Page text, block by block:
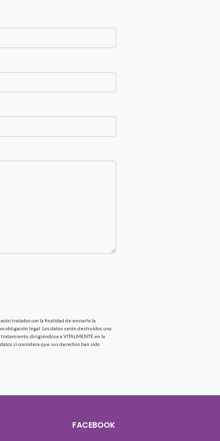
tratados con la finalidad de enviarle la
obligación legal. Los datos serán destruidos una
dirigiéndose a VITALMENTE en la
si considera que sus derechos han sido
FACEBOOK